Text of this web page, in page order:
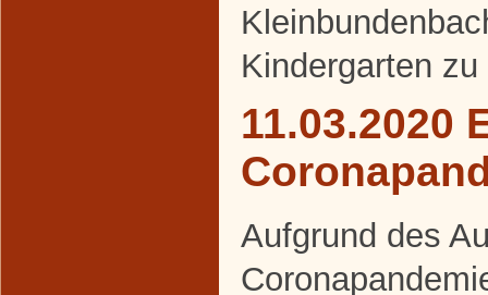
Kindergarten zu
11.03.2020
Aufgrund des